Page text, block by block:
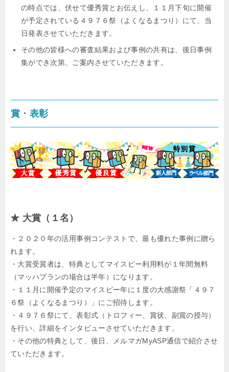
の時点では、伏せて優秀賞とお伝えし、１１月下旬に開催
が予定されている４９７６祭（よくなるまつり）にて、当
日発表させていただきます。
その他の皆様への審査結果および事例の共有は、後日事例
集ができ次第、ご案内させていただきます。
賞・表彰
★ 大賞（１名）
・２０２０年の活用事例コンテストで、最も優れた事例に贈ら
れます。
・大賞受賞者は、特典としてマイスピー利用料が１年間無料
（マッハプランの場合は半年）になります。
・１１月に開催予定のマイスピー年に１度の大感謝祭「４９７
６祭（よくなるまつり）」にご招待します。
・４９７６祭にて、表彰式（トロフィー、賞状、副賞の授与）
を行い、詳細をインタビューさせていただきます。
・その他の特典として、後日、メルマガMyASP通信で紹介させ
ていただきます。